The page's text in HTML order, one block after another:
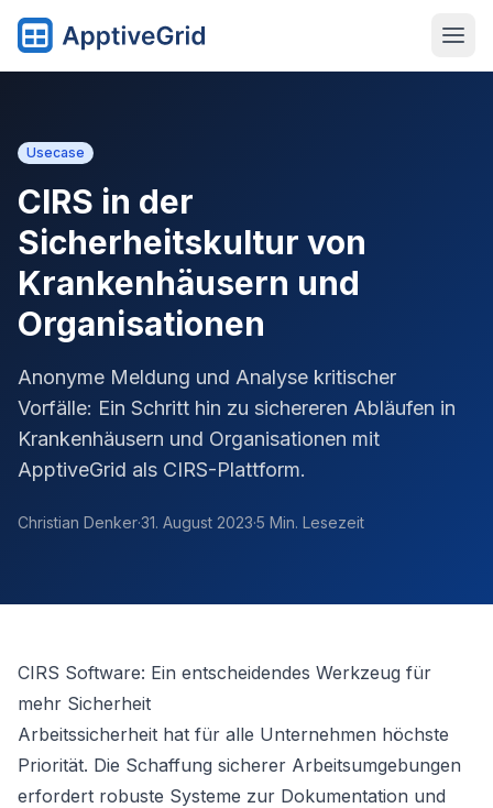
Usecase
CIRS in der
Sicherheitskultur von
Krankenhäusern und
Organisationen
Anonyme Meldung und Analyse kritischer
Vorfälle: Ein Schritt hin zu sichereren Abläufen in
Krankenhäusern und Organisationen mit
ApptiveGrid als CIRS-Plattform.
Christian Denker·31. August 2023·5 Min. Lesezeit
CIRS Software: Ein entscheidendes Werkzeug für
mehr Sicherheit
Arbeitssicherheit hat für alle Unternehmen höchste
Priorität. Die Schaffung sicherer Arbeitsumgebungen
erfordert robuste Systeme zur Dokumentation und